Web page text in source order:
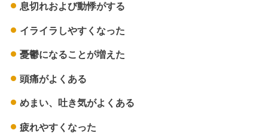
息切れおよび動悸がする
イライラしやすくなった
憂鬱になることが増えた
頭痛がよくある
めまい、吐き気がよくある
疲れやすくなった